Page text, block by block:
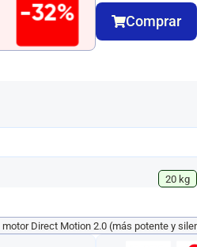
-32% Comprar
20 kg
Direct Motion 2.0 (más potente y